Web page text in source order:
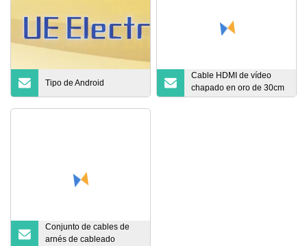
Tipo de Android
Cable HDMI de vídeo
chapado en oro de 30cm
0,3m 10m 15m 20m 30m
Conjunto de cables de
arnés de cableado